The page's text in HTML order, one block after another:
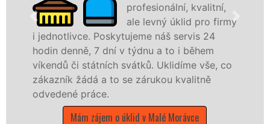
profesionální, kvalitní,
ale levný úklid pro firmy
Poskytujeme náš servis 24
7 dní v týdnu a to i během
svátků. Uklidíme vše, co
a to se zárukou kvalitně
zájem o úklid v Malé Morávce
nabízíme
státní